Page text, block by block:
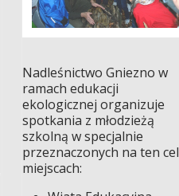
Nadleśnictwo Gniezno w
ramach edukacji
ekologicznej organizuje
spotkania z młodzieżą
szkolną w specjalnie
przeznaczonych na ten cel
miejscach: